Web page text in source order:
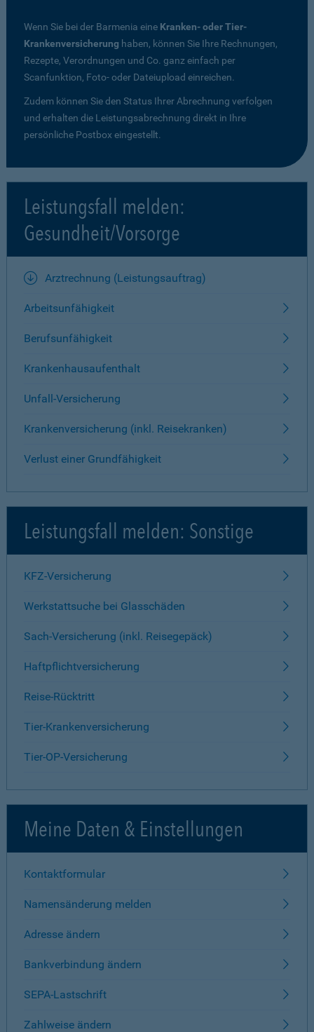
Wenn Sie bei der Barmenia eine Kranken- oder Tier-
Krankenversicherung haben, können Sie Ihre Rechnungen,
Rezepte, Verordnungen und Co. ganz einfach per
Scanfunktion, Foto- oder Dateiupload einreichen.
Zudem können Sie den Status Ihrer Abrechnung verfolgen
und erhalten die Leistungsabrechnung direkt in Ihre
persönliche Postbox eingestellt.
Leistungsfall melden:
Gesundheit/Vorsorge
Arztrechnung (Leistungsauftrag)
Arbeitsunfähigkeit
Berufsunfähigkeit
Krankenhausaufenthalt
Unfall-Versicherung
Krankenversicherung (inkl. Reisekranken)
Verlust einer Grundfähigkeit
Leistungsfall melden: Sonstige
KFZ-Versicherung
Werkstattsuche bei Glasschäden
Sach-Versicherung (inkl. Reisegepäck)
Haftpflichtversicherung
Reise-Rücktritt
Tier-Krankenversicherung
Tier-OP-Versicherung
Meine Daten & Einstellungen
Kontaktformular
Namensänderung melden
Adresse ändern
Bankverbindung ändern
SEPA-Lastschrift
Zahlweise ändern